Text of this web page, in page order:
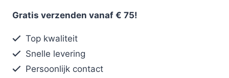
Gratis verzenden vanaf € 75!
Top kwaliteit
Snelle levering
Persoonlijk contact